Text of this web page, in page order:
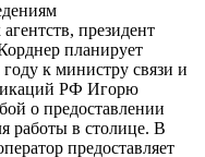
президент
планирует
году к министру связи и
РФ Игорю
о предоставлении
работы в столице. В
предоставляет